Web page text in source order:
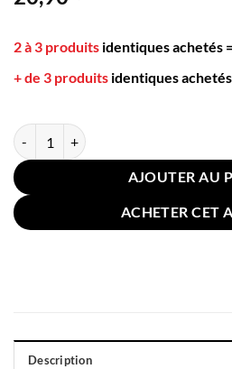
2 à 3 produits identiques achetés
+ de 3 produits identiques achetés
quantité de Housse Coussin Velours
AJOUTER AU
ACHETER CET
Description